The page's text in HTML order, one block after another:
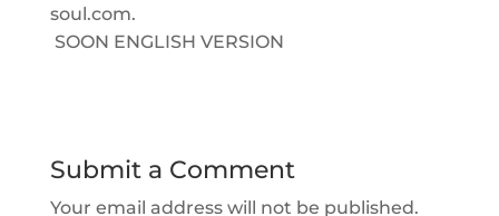
soul.com.
SOON ENGLISH VERSION
Submit a Comment
Your email address will not be published.